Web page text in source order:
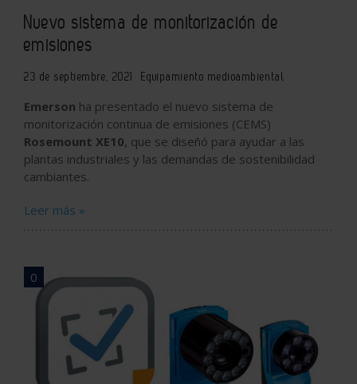
Nuevo sistema de monitorización de
emisiones
23 de septiembre, 2021 Equipamiento medioambiental
Emerson ha presentado el nuevo sistema de
monitorización continua de emisiones (CEMS)
Rosemount XE10, que se diseñó para ayudar a las
plantas industriales y las demandas de sostenibilidad
cambiantes.
Leer más »
0